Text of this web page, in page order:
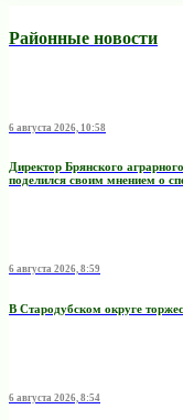
Районные новости
6 августа 2026, 10:58
Директор Брянского
поделился своим мнением о
6 августа 2026, 8:59
В Стародубском округе
6 августа 2026, 8:54